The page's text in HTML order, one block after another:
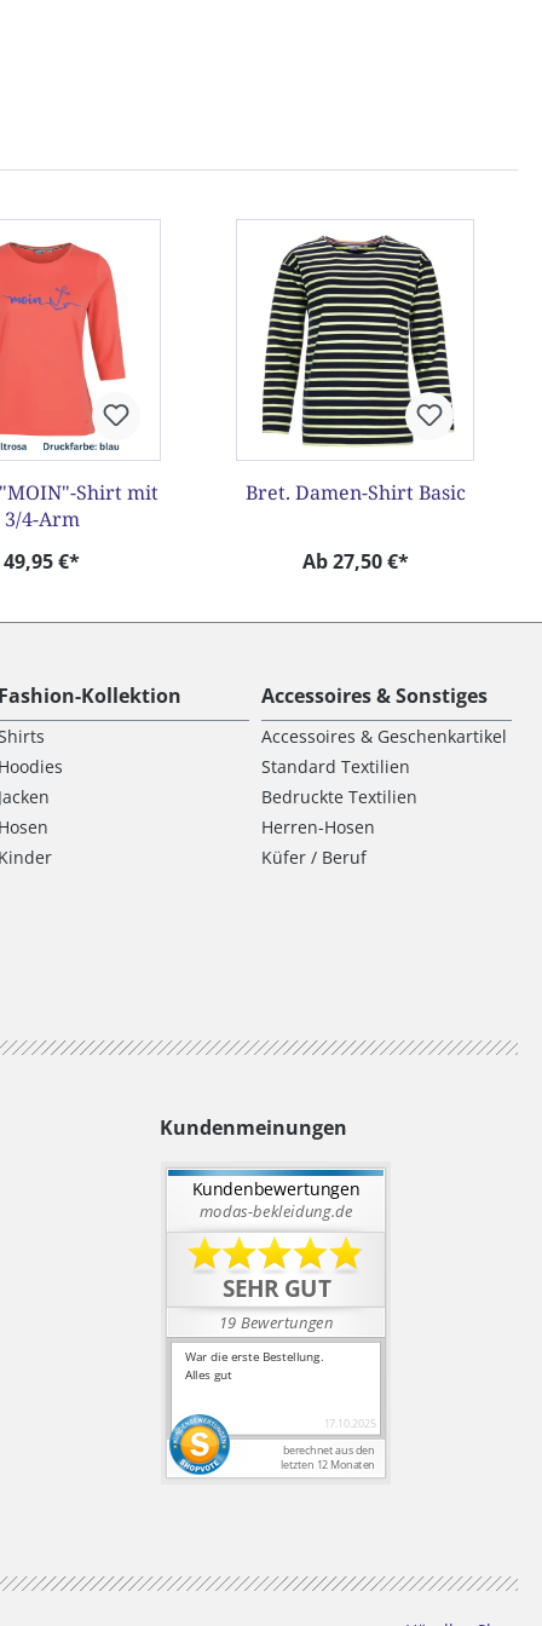
Shirt mit
3/4-Arm
49,95 €*
Bret. Damen-Shirt Basic
Ab 27,50 €*
Fashion-Kollektion
Hoodies
Jacken
Hosen
Kinder
Accessoires & Sonstiges
Accessoires & Geschenkartikel
Standard Textilien
Bedruckte Textilien
Herren-Hosen
Küfer / Beruf
Kundenmeinungen